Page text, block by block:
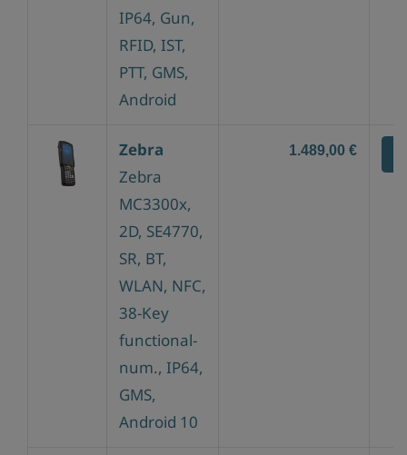
IP64, Gun,
RFID, IST,
PTT, GMS,
Android
Zebra
Zebra
MC3300x,
2D, SE4770,
SR, BT,
WLAN, NFC,
38-Key
functional-
num., IP64,
GMS,
Android 10
1.489,00 €